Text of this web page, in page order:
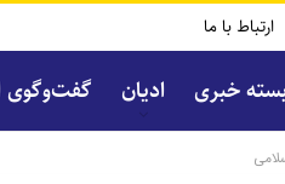
ارتباط با ما
خبری ادیان گفت‌و‌گوی